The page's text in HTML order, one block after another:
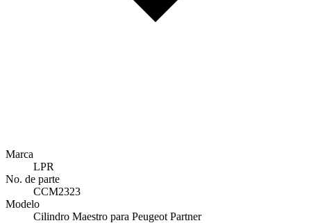
Marca
LPR
No. de parte
CCM2323
Modelo
Cilindro Maestro para Peugeot Partner